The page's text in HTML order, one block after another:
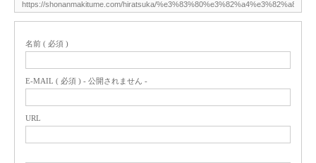
名前 ( 必須 )
E-MAIL ( 必須 ) - 公開されません -
URL